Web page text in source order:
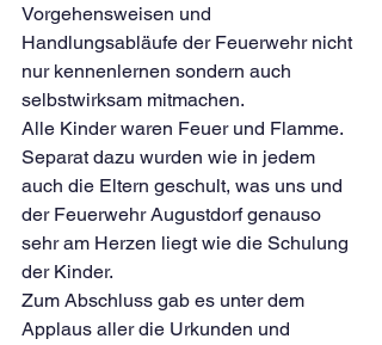
Vorgehensweisen und
Handlungsabläufe der Feuerwehr nicht
nur kennenlernen sondern auch
selbstwirksam mitmachen.
Alle Kinder waren Feuer und Flamme.
Separat dazu wurden wie in jedem
auch die Eltern geschult, was uns und
der Feuerwehr Augustdorf genauso
sehr am Herzen liegt wie die Schulung
der Kinder.
Zum Abschluss gab es unter dem
Applaus aller die Urkunden und